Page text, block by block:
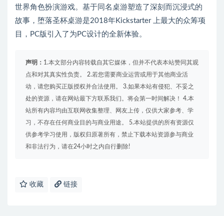
世界角色扮演游戏。基于同名桌游塑造了深刻而沉浸式的
故事，堕落圣杯桌游是2018年Kickstarter 上最大的众筹项
目，PC版引入了为PC设计的全新体验。
声明： 1.本文部分内容转载自其它媒体，但并不代表本站赞同其观
点和对其真实性负责。 2.若您需要商业运营或用于其他商业活
动，请您购买正版授权并合法使用。 3.如果本站有侵犯、不妥之
处的资源，请在网站最下方联系我们。将会第一时间解决！ 4.本
站所有内容均由互联网收集整理、网友上传，仅供大家参考、学
习，不存在任何商业目的与商业用途。 5.本站提供的所有资源仅
供参考学习使用，版权归原著所有，禁止下载本站资源参与商业
和非法行为，请在24小时之内自行删除!
收藏 链接